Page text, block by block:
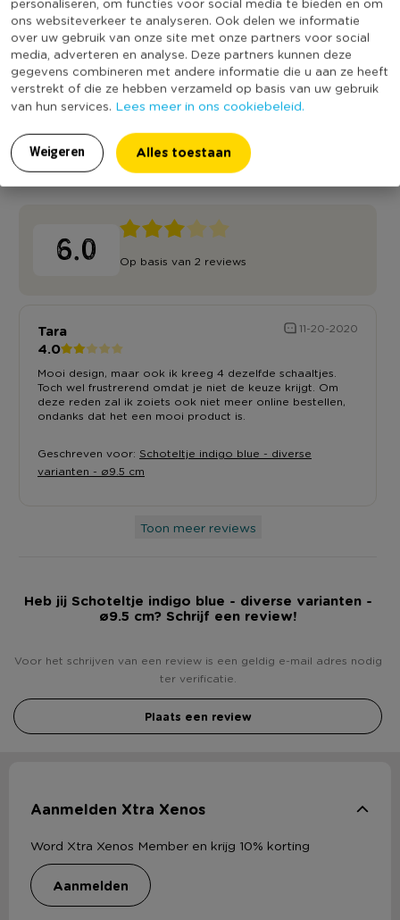
ons websiteverkeer te analyseren. Ook delen we informatie
over uw gebruik van onze site met onze partners voor social
media, adverteren en analyse. Deze partners kunnen deze
gegevens combineren met andere informatie die u aan ze heeft
verstrekt of die ze hebben verzameld op basis van uw gebruik
van hun services. Lees meer in ons cookiebeleid.
Weigeren Alles toestaan
Welke jij thuizbezorgd krijgt is van tevoren niet te
bepalen
Vaatwasmachine bestendig
Ja
Geschikt voor magnetron
Ja
Duurzaamheidsscore
Reviews
6.0 Op basis van 2 reviews
Tara 11-20-2020
4.0
Mooi design, maar ook ik kreeg 4 dezelfde schaaltjes.
Toch wel frustrerend omdat je niet de keuze krijgt. Om
deze reden zal ik zoiets ook niet meer online bestellen,
ondanks dat het een mooi product is.
Geschreven voor: Schoteltje indigo blue - diverse
varianten - ø9.5 cm
Toon meer reviews
Heb jij Schoteltje indigo blue - diverse varianten -
ø9.5 cm? Schrijf een review!
Voor het schrijven van een review is een geldig e-mail adres nodig
ter verificatie.
Plaats een review
Aanmelden Xtra Xenos
Word Xtra Xenos Member en krijg 10% korting
aanmelden